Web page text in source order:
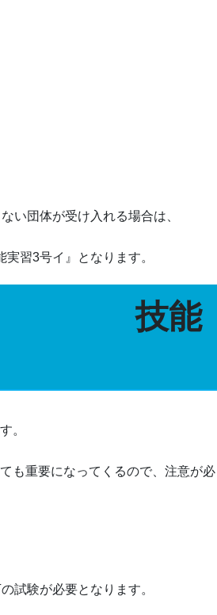
い団体が受け入れる場合は、
習3号イ』となります。
技能
。
も重要になってくるので、注意が必
試験が必要となります。